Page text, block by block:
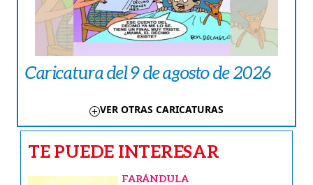
Caricatura del 9 de agosto de 2026
VER OTRAS CARICATURAS
TE PUEDE INTERESAR
FARÁNDULA